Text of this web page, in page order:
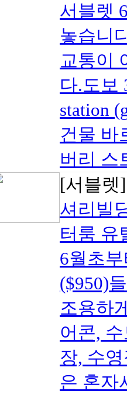
서블렛
놓습니
교통이
다.도보
station
건물 바
버리 스
[서블
셔리빌
터룸 유
6월초
($950)
조용하
어콘,
장, 수
은 혼자